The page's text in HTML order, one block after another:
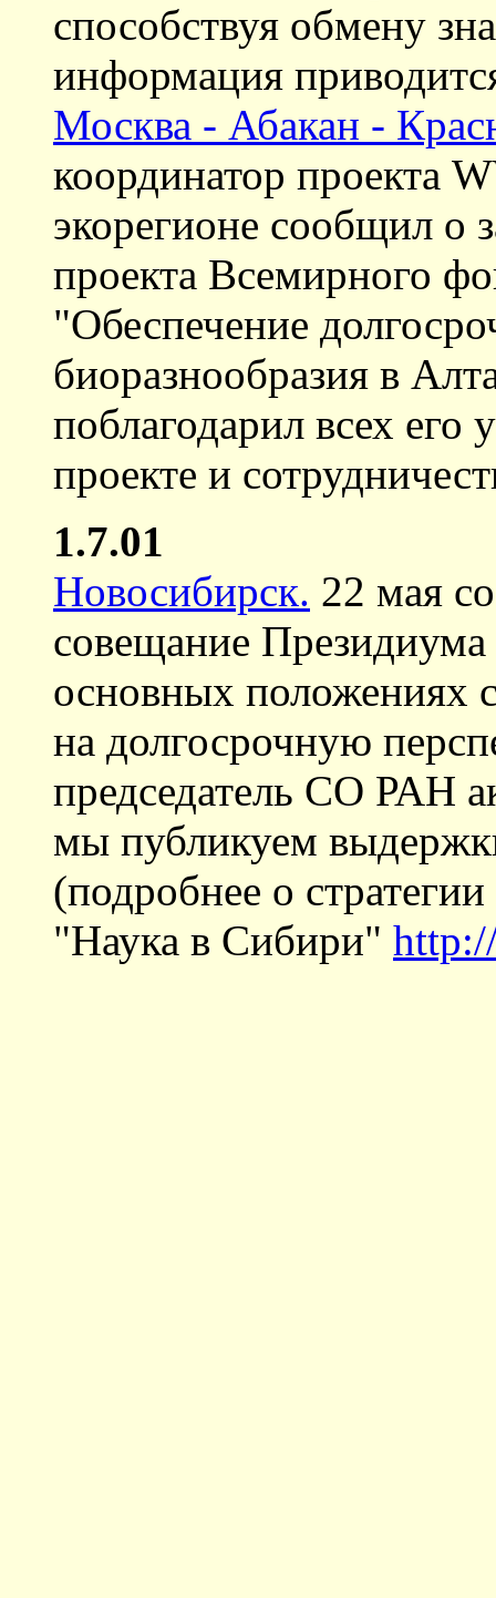
способствуя обмену
информация
Москва - Абакан -
координатор проекта
экорегионе сообщил о
проекта Всемирного
"Обеспечение
биоразнообразия в
поблагодарил всех его
проекте и
1.7.01
Новосибирск. 22 мая
совещание
основных положениях
на долгосрочную
председатель СО РАН
мы публикуем
(подробнее о
"Наука в Сибири"